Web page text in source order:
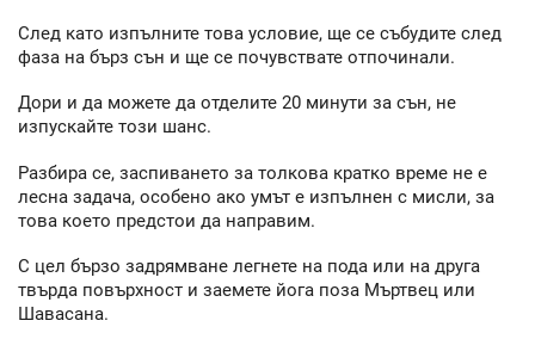
След като изпълните това условие, ще се събудите след
фаза на бърз сън и ще се почувствате отпочинали.
Дори и да можете да отделите 20 минути за сън, не
изпускайте този шанс.
Разбира се, заспиването за толкова кратко време не е
лесна задача, особено ако умът е изпълнен с мисли, за
това което предстои да направим.
С цел бързо задрямване легнете на пода или на друга
твърда повърхност и заемете йога поза Мъртвец или
Шавасана.